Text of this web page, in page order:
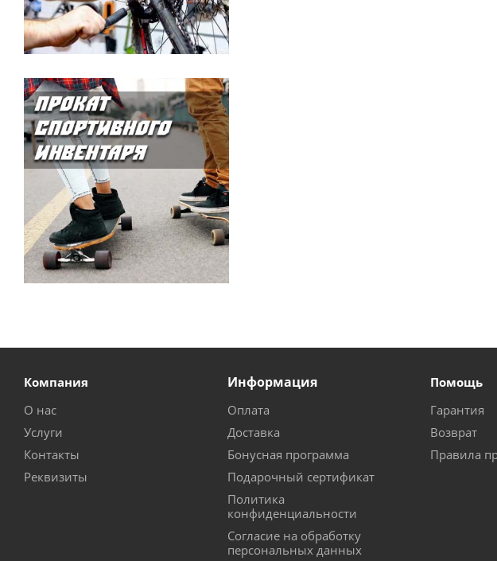
Компания
О нас
Услуги
Контакты
Реквизиты
Информация
Оплата
Доставка
Бонусная программа
Подарочный сертификат
Политика
конфиденциальности
Согласие на обработку
персональных данных
Помощь
Гарантия
Возврат
Правила